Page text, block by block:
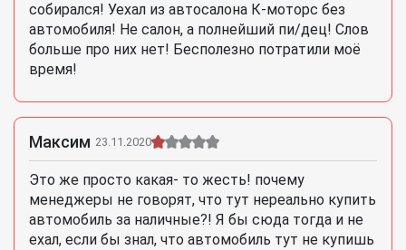
собирался! Уехал из автосалона К-моторс без
автомобиля! Не салон, а полнейший пи/дец! Слов
больше про них нет! Бесполезно потратили моё
время!
Максим 23.11.2020
Это же просто какая- то жесть! почему
менеджеры не говорят, что тут нереально купить
автомобиль за наличные?! Я бы сюда тогда и не
ехал, если бы знал, что автомобиль тут не купишь